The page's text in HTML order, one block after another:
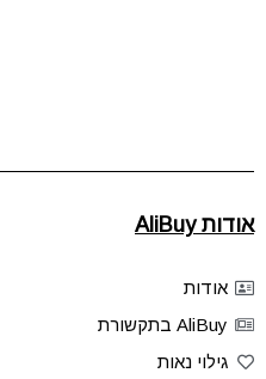
אודות AliBuy
אודות
AliBuy בתקשורת
גילוי נאות